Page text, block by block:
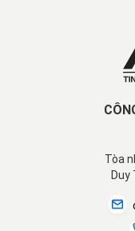
Tòa
Duy